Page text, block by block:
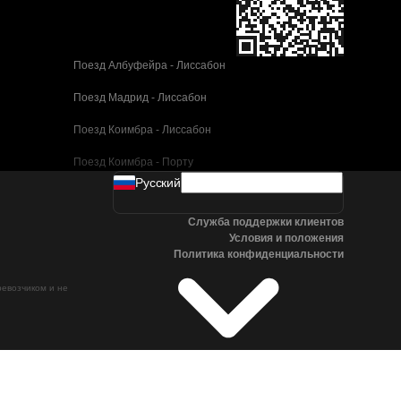
Поезд Албуфейра - Лиссабон
Поезд Мадрид - Лиссабон
Поезд Коимбра - Лиссабон
Поезд Коимбра - Порту
Поезд Валенсия - Барселона
Поезд Севилья - Барселона
Поезд Малага - Барселона
Поезд Малага - Мадрид
и не
Pусский
Служба поддержки клиентов
Условия и положения
Политика конфиденциальности